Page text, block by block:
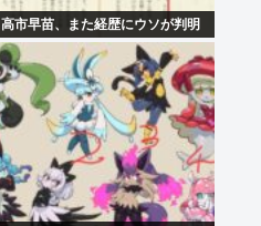
高市早苗、また経歴にウソが判明